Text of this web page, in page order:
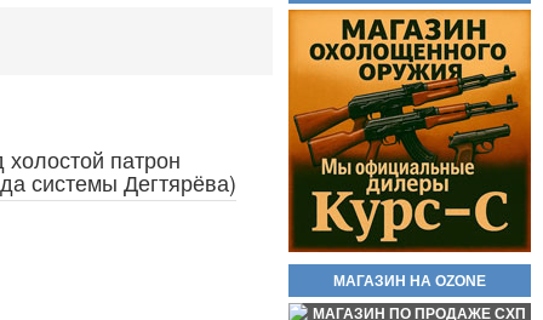
МАГАЗИН НА OZONE
Новинка стреляющий револьвер
Бульдог Курс С кал. 5.6/16 КСОИ
(без лицензии). Вороненые! Есть
ОПТ!! В полном комплекте!
Самовывоз доступен по трем
адресам.
55 000руб.
патрон
системы Дегтярёва)